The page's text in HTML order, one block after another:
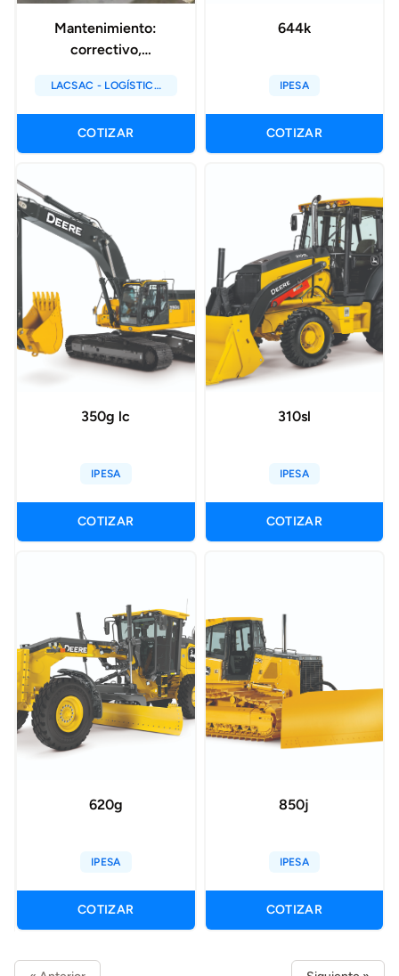
Mantenimiento:
correctivo,
predictivo
LACSAC - LOGÍSTICA
CONSULTORES S.A.C
COTIZAR
644k
IPESA
COTIZAR
350g lc
IPESA
COTIZAR
310sl
IPESA
COTIZAR
620g
IPESA
COTIZAR
850j
IPESA
COTIZAR